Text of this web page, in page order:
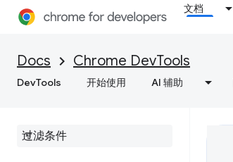
文档
Docs Chrome DevTools
DevTools 开始使用 AI 辅助